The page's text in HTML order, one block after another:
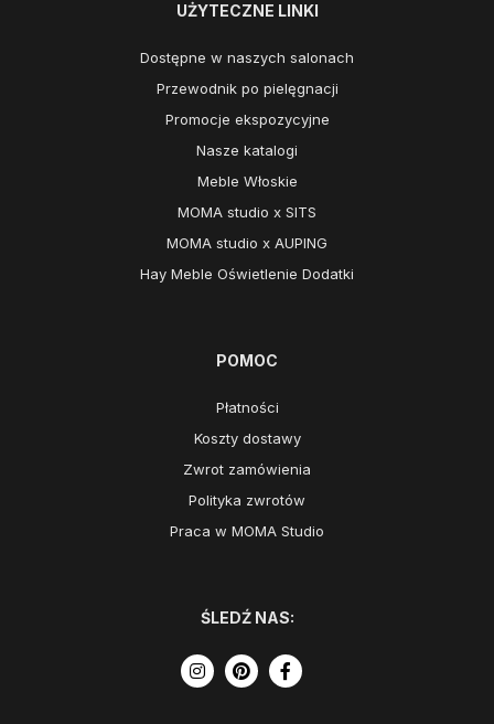
UŻYTECZNE LINKI
Dostępne w naszych salonach
Przewodnik po pielęgnacji
Promocje ekspozycyjne
Nasze katalogi
Meble Włoskie
MOMA studio x SITS
MOMA studio x AUPING
Hay Meble Oświetlenie Dodatki
POMOC
Płatności
Koszty dostawy
Zwrot zamówienia
Polityka zwrotów
Praca w MOMA Studio
ŚLEDŹ NAS: